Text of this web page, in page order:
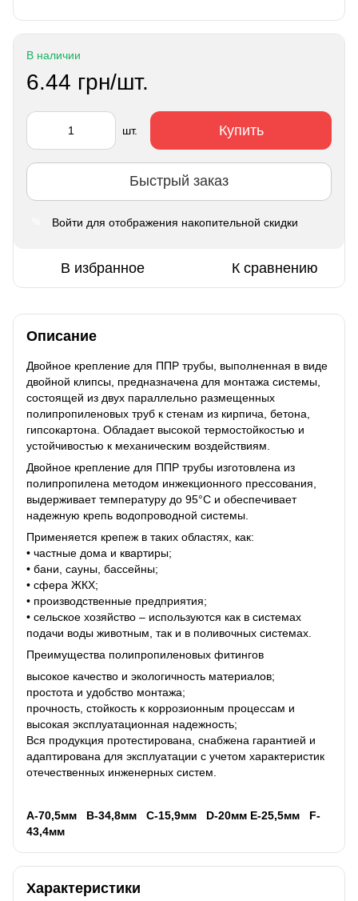
В наличии
6.44 грн/шт.
шт. Купить
Быстрый заказ
Войти для отображения накопительной скидки
В избранное К сравнению
Описание
Двойное крепление для ППР трубы, выполненная в виде
двойной клипсы, предназначена для монтажа системы,
состоящей из двух параллельно размещенных
полипропиленовых труб к стенам из кирпича, бетона,
гипсокартона. Обладает высокой термостойкостью и
устойчивостью к механическим воздействиям.
Двойное крепление для ППР трубы изготовлена ​​из
полипропилена методом инжекционного прессования,
выдерживает температуру до 95°С и обеспечивает
надежную крепь водопроводной системы.
Применяется крепеж в таких областях, как:
• частные дома и квартиры;
• бани, сауны, бассейны;
• сфера ЖКХ;
• производственные предприятия;
• сельское хозяйство – используются как в системах
подачи воды животным, так и в поливочных системах.
Преимущества полипропиленовых фитингов
высокое качество и экологичность материалов;
простота и удобство монтажа;
прочность, стойкость к коррозионным процессам и
высокая эксплуатационная надежность;
Вся продукция протестирована, снабжена гарантией и
адаптирована для эксплуатации с учетом характеристик
отечественных инженерных систем.
А-70,5мм B-34,8мм C-15,9мм D-20мм Е-25,5мм F-
43,4мм
Характеристики